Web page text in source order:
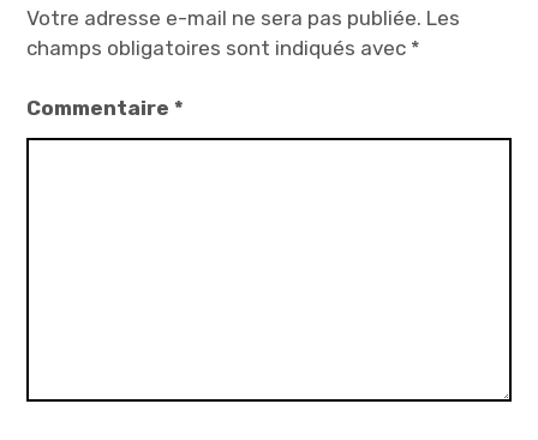
Votre adresse e-mail ne sera pas publiée. Les
champs obligatoires sont indiqués avec *
Commentaire*